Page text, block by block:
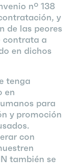
nº 138
y
de las peores
contrata a
en dichos
tenga
en
para
y promoción
con
también se